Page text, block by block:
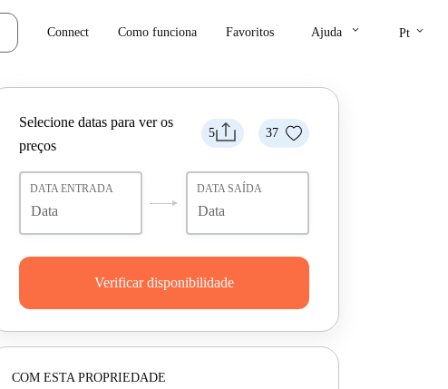
Connect Como funciona Favoritos Ajuda keyboard_arrow_down Pt keyboard_arrow_down
5 37
Selecione datas para ver os
preços
DATA ENTRADA DATA SAÍDA
Verificar disponibilidade
COM ESTA PROPRIEDADE